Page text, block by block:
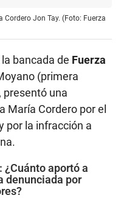
Jon Tay. (Foto: Fuerza
bancada de Fuerza
(primera
presentó una
María Cordero por el
por la infracción a
¿Cuánto aportó a
denunciada por